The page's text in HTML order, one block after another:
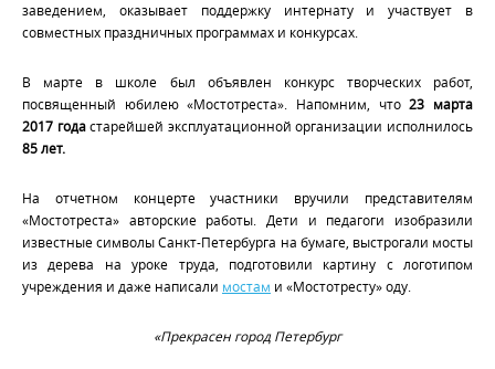
заведением, оказывает поддержку интернату и участвует в
совместных праздничных программах и конкурсах.
В марте в школе был объявлен конкурс творческих работ,
посвященный юбилею «Мостотреста». Напомним, что23 марта
2017 годастарейшей эксплуатационной организации исполнилось
85 лет.
На отчетном концерте участники вручили представителям
«Мостотреста» авторские работы. Дети и педагоги изобразили
известные символы Санкт-Петербурга на бумаге, выстрогали мосты
из дерева на уроке труда, подготовили картину с логотипом
учреждения и даже написали мостам и «Мостотресту» оду.
«Прекрасен город Петербург